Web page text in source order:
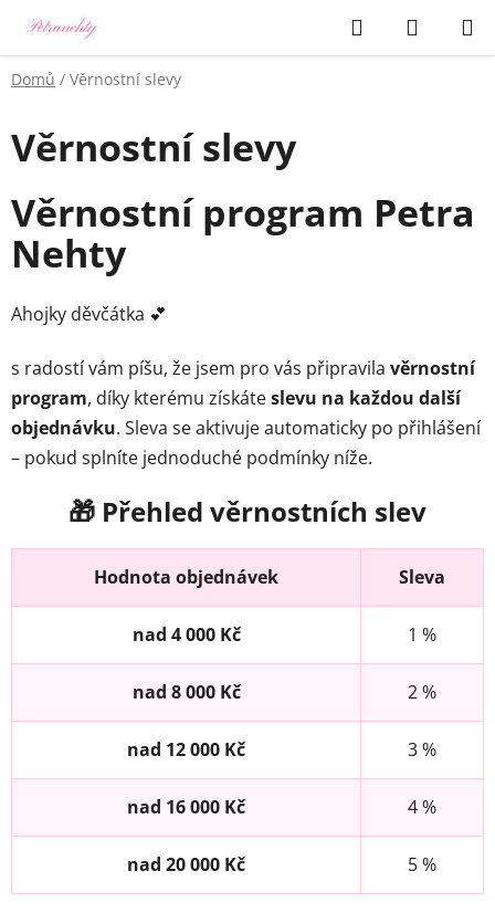
obsah
Hledat
KOŠÍK
Domů / Věrnostní slevy
Věrnostní slevy
Věrnostní program Petra
Nehty
Ahojky děvčátka 💕
s radostí vám píšu, že jsem pro vás připravila věrnostní
program, díky kterému získáteslevu na každou další
objednávku. Sleva se aktivuje automaticky po přihlášení
– pokud splníte jednoduché podmínky níže.
🎁 Přehled věrnostních slev
Hodnota objednávek Sleva
nad 4 000 Kč 1 %
nad 8 000 Kč 2 %
nad 12 000 Kč 3 %
nad 16 000 Kč 4 %
nad 20 000 Kč 5 %